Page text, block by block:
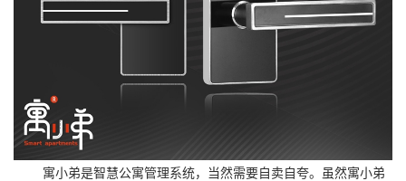
寓小弟是智慧公寓管理系统，当然需要自卖自夸。虽然寓小弟